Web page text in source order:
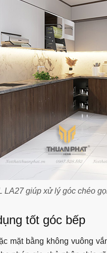
LA27 giúp xử lý góc chéo
tốt góc bếp
mặt bằng không vuông